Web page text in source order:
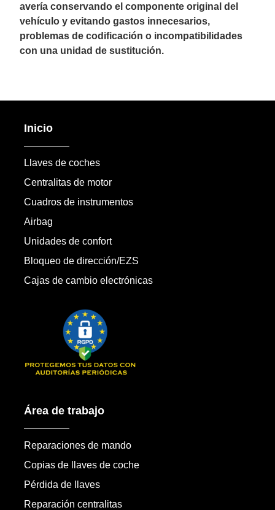
avería conservando el componente original del
vehículo y evitando gastos innecesarios,
problemas de codificación o incompatibilidades
con una unidad de sustitución.
Inicio
Llaves de coches
Centralitas de motor
Cuadros de instrumentos
Airbag
Unidades de confort
Bloqueo de dirección/EZS
Cajas de cambio electrónicas
Área de trabajo
Reparaciones de mando
Copias de llaves de coche
Pérdida de llaves
Reparación centralitas